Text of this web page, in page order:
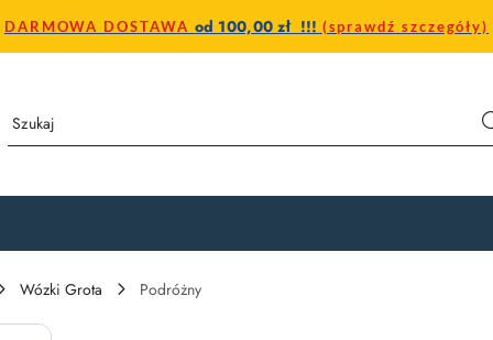
DARMOWA DOSTAWA od 100,00 zł !!! (sprawdź szczegóły)
Wózki Grota Podróżny